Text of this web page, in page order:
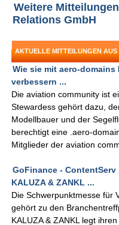
Weitere
Relations GmbH
AKTUELLE MITTEILUNGEN
Wie sie mit aero-
verbessern ...
Die aviation community ist
Stewardess gehört dazu,
Modellbauer und der
berechtigt eine .aero-
Mitglieder der aviation
GoFinance -
KALUZA & ZANKL ...
Die Schwerpunktmesse für
gehört zu den
KALUZA & ZANKL legt